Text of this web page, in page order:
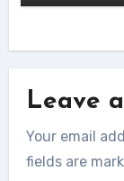
Leave
Your email
fields are